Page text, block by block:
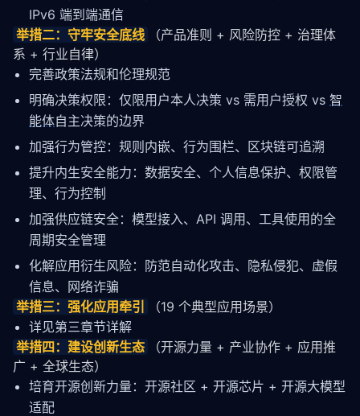
IPv6 端到端通信
举措二：守牢安全底线
（产品准则 + 风险防控 + 治理体
系 + 行业自律）
完善政策法规和伦理规范
明确决策权限：仅限用户本人决策 vs 需用户授权 vs 智
能体自主决策的边界
加强行为管控：规则内嵌、行为围栏、区块链可追溯
提升内生安全能力：数据安全、个人信息保护、权限管
理、行为控制
加强供应链安全：模型接入、API 调用、工具使用的全
周期安全管理
化解应用衍生风险：防范自动化攻击、隐私侵犯、虚假
信息、网络诈骗
举措三：强化应用牵引
（19 个典型应用场景）
详见第三章节详解
举措四：建设创新生态
（开源力量 + 产业协作 + 应用推
广 + 全球生态）
培育开源创新力量：开源社区 + 开源芯片 + 开源大模型
适配